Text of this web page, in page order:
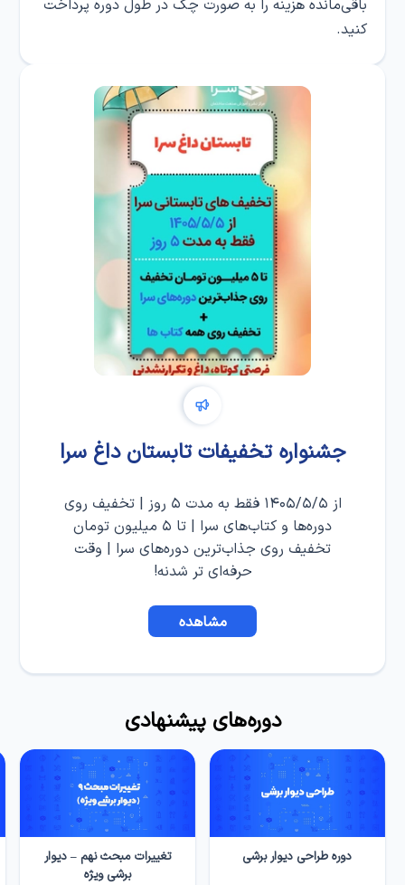
باقی‌مانده هزینه را به صورت چک در طول دوره پرداخت
کنید.
جشنواره تخفیفات تابستان داغ سرا
از ۱۴۰۵/۵/۵ فقط به مدت ۵ روز | تخفیف روی
دوره‌ها و کتاب‌های سرا | تا ۵ میلیون تومان
تخفیف روی جذاب‌ترین دوره‌های سرا | وقت
حرفه‌ای تر شدنه!
مشاهده
دوره‌های پیشنهادی
دوره طراحی دیوار برشی
تغییرات مبحث نهم – دیوار
برشی ویژه